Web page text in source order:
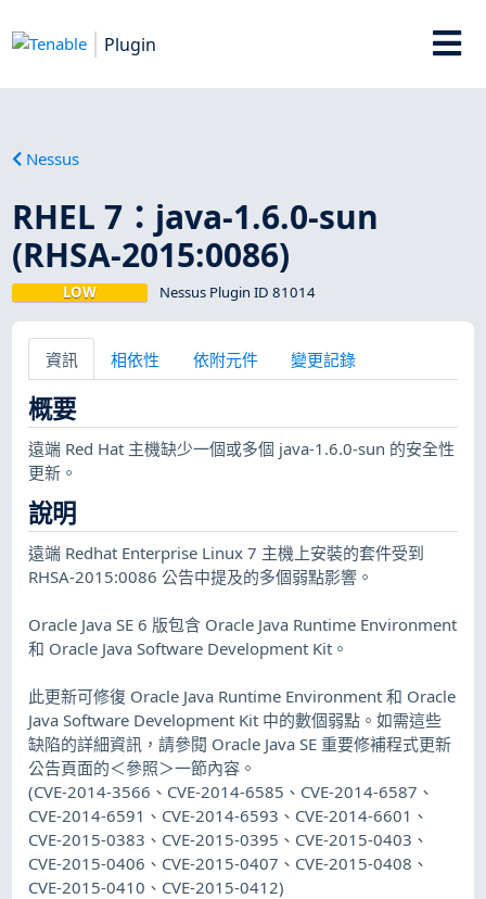
Plugin
Nessus
RHEL 7：java-1.6.0-sun
(RHSA-2015:0086)
LOW Nessus Plugin ID 81014
資訊 相依性 依附元件 變更記錄
概要
遠端 Red Hat 主機缺少一個或多個 java-1.6.0-sun 的安全性
更新。
說明
遠端 Redhat Enterprise Linux 7 主機上安裝的套件受到
RHSA-2015:0086 公告中提及的多個弱點影響。
Oracle Java SE 6 版包含 Oracle Java Runtime Environment
和 Oracle Java Software Development Kit。
此更新可修復 Oracle Java Runtime Environment 和 Oracle
Java Software Development Kit 中的數個弱點。如需這些
缺陷的詳細資訊，請參閱 Oracle Java SE 重要修補程式更新
公告頁面的＜參照＞一節內容。
(CVE-2014-3566、CVE-2014-6585、CVE-2014-6587、
CVE-2014-6591、CVE-2014-6593、CVE-2014-6601、
CVE-2015-0383、CVE-2015-0395、CVE-2015-0403、
CVE-2015-0406、CVE-2015-0407、CVE-2015-0408、
CVE-2015-0410、CVE-2015-0412)